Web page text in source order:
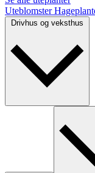
Uteblomster